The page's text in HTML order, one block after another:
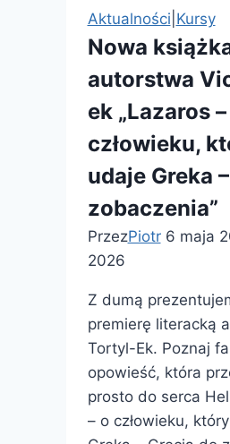
Aktualności Kursy
Nowa
autorstwa
ek „Lazaros
człowieku,
udaje Greka
zobaczenia”
PrzezPiotr 6 maja
2026
Z dumą
premierę literacką
Tortyl-Ek. Poznaj
opowieść, która
prosto do serca
– o człowieku,